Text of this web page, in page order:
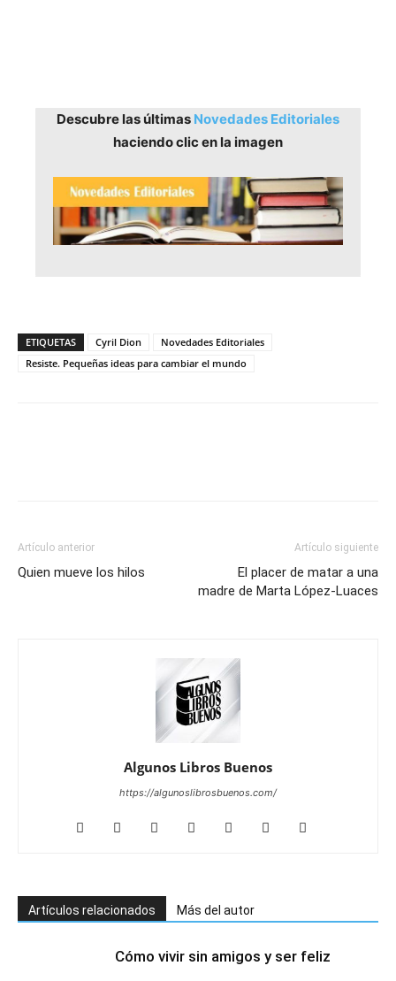
Descubre las últimas Novedades Editoriales
haciendo clic en la imagen
ETIQUETAS Cyril Dion
Novedades Editoriales
Resiste. Pequeñas ideas para cambiar el mundo
Artículo anterior
Quien mueve los hilos
Artículo siguiente
El placer de matar a una
madre de Marta López-Luaces
Algunos Libros Buenos
https://algunoslibrosbuenos.com/
Artículos relacionados Más del autor
Cómo vivir sin amigos y ser feliz